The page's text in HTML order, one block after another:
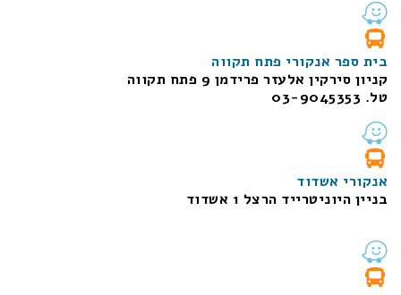
בית ספר אנקורי פתח תקווה
קניון סירקין אלעזר פרידמן 9 פתח תקווה
טל. 03-9045353
אנקורי אשדוד
בניין היוניטרייד הרצל 1 אשדוד